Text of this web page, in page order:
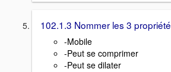
102.1.3 Nommer les 3
-Mobile
-Peut se comprimer
-Peut se dilater